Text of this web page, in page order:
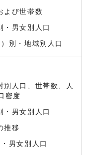
び世帯数
男女別人口
・地域別人口
口、世帯数、人
密度
男女別人口
移
女別人口